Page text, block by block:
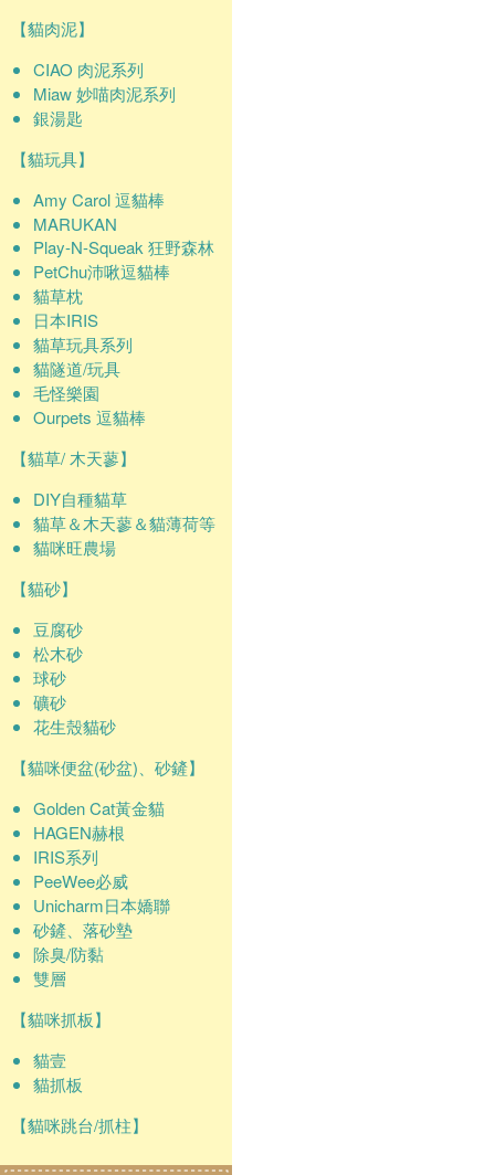
【貓肉泥】
CIAO 肉泥系列
Miaw 妙喵肉泥系列
銀湯匙
【貓玩具】
Amy Carol 逗貓棒
MARUKAN
Play-N-Squeak 狂野森林
PetChu沛啾逗貓棒
貓草枕
日本IRIS
貓草玩具系列
貓隧道/玩具
毛怪樂園
Ourpets 逗貓棒
【貓草/ 木天蓼】
DIY自種貓草
貓草＆木天蓼＆貓薄荷等
貓咪旺農場
【貓砂】
豆腐砂
松木砂
球砂
礦砂
花生殼貓砂
【貓咪便盆(砂盆)、砂鏟】
Golden Cat黃金貓
HAGEN赫根
IRIS系列
PeeWee必威
Unicharm日本嬌聯
砂鏟、落砂墊
除臭/防黏
雙層
【貓咪抓板】
貓壹
貓抓板
【貓咪跳台/抓柱】